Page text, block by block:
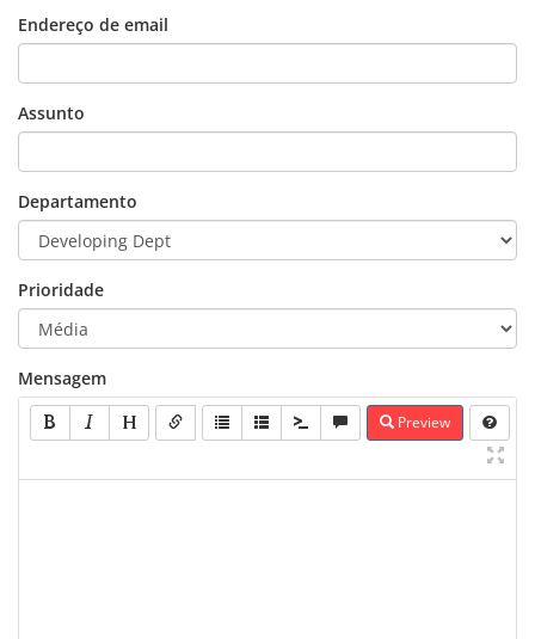
Endereço de email
Assunto
Departamento
Prioridade
Mensagem
Preview